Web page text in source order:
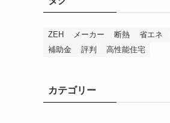
ZEH メーカー 断熱 省エネ
補助金
評判 高性能住宅
カテゴリー